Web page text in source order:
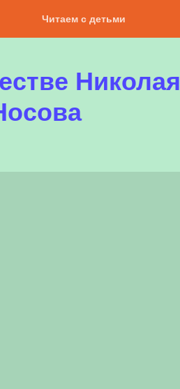
Читаем с детьми
Николая